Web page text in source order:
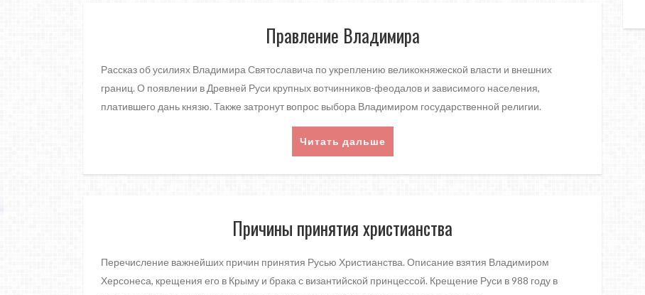
Правление Владимира
Рассказ об усилиях Владимира Святославича по укреплению великокняжеской власти и внешних
границ. О появлении в Древней Руси крупных вотчинников-феодалов и зависимого населения,
платившего дань князю. Также затронут вопрос выбора Владимиром государственной религии.
Читать дальше
Причины принятия христианства
Перечисление важнейших причин принятия Русью Христианства. Описание взятия Владимиром
Херсонеса, крещения его в Крыму и брака с византийской принцессой. Крещение Руси в 988 году в